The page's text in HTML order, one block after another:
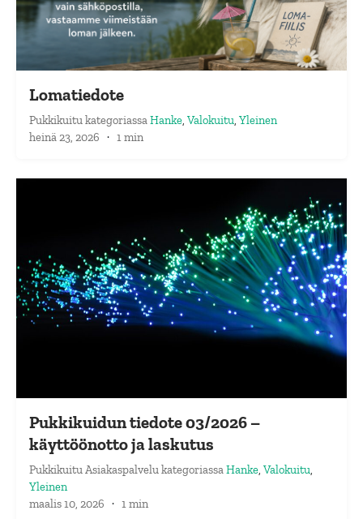
Lomatiedote
PukkikuitukategoriassaHanke, Valokuitu, Yleinen
heinä 23, 2026 · 1 min
Pukkikuidun tiedote 03/2026 –
käyttöönotto ja laskutus
Pukkikuitu AsiakaspalvelukategoriassaHanke, Valokuitu,
Yleinen
maalis 10, 2026 · 1 min